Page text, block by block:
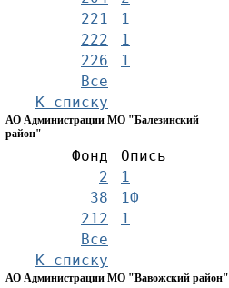
221
1
222
1
226
1
Все
К списку
АО Администрации МО "Балезинский
район"
Фонд
Опись
2
1
38
1Ф
212
1
Все
К списку
АО Администрации МО "Вавожский район"